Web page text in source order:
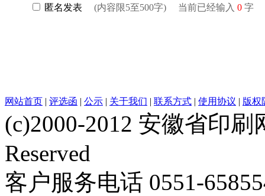
网站首页 | 评选函 | 公示 | 关于我们 | 联系方式 | 使用协议 | 版权
(c)2000-2012 安徽省印刷
Reserved
客户服务电话 0551-